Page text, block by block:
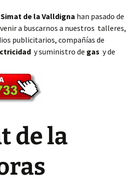
de la Valldigna han pasado de
a buscarnos a nuestros talleres,
publicitarios, compañías de
y suministro de gas y de
de la